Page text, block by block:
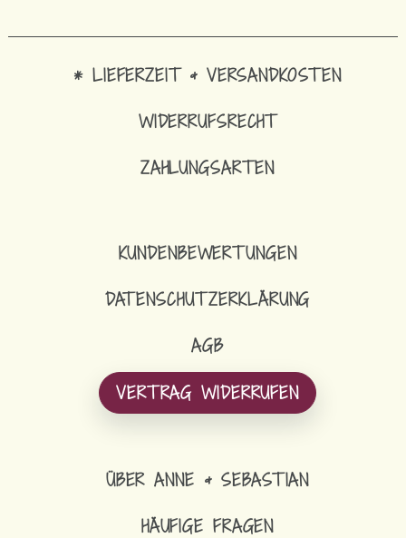
* LIEFERZEIT & VERSANDKOSTEN
WIDERRUFSRECHT
ZAHLUNGSARTEN
KUNDENBEWERTUNGEN
DATENSCHUTZERKLÄRUNG
AGB
VERTRAG WIDERRUFEN
ÜBER ANNE & SEBASTIAN
HÄUFIGE FRAGEN